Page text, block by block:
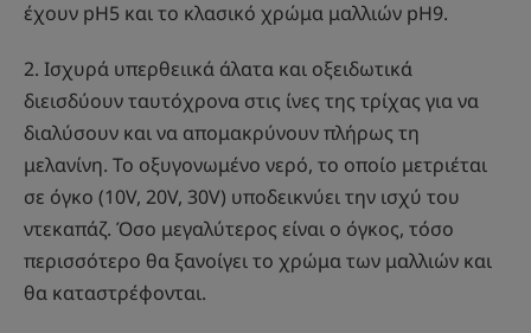
έχουν pH5 και το κλασικό χρώμα μαλλιών pH9.
2. Ισχυρά υπερθειικά άλατα και οξειδωτικά
διεισδύουν ταυτόχρονα στις ίνες της τρίχας για να
διαλύσουν και να απομακρύνουν πλήρως τη
μελανίνη. Το οξυγονωμένο νερό, το οποίο μετριέται
σε όγκο (10V, 20V, 30V) υποδεικνύει την ισχύ του
ντεκαπάζ. Όσο μεγαλύτερος είναι ο όγκος, τόσο
περισσότερο θα ξανοίγει το χρώμα των μαλλιών και
θα καταστρέφονται.